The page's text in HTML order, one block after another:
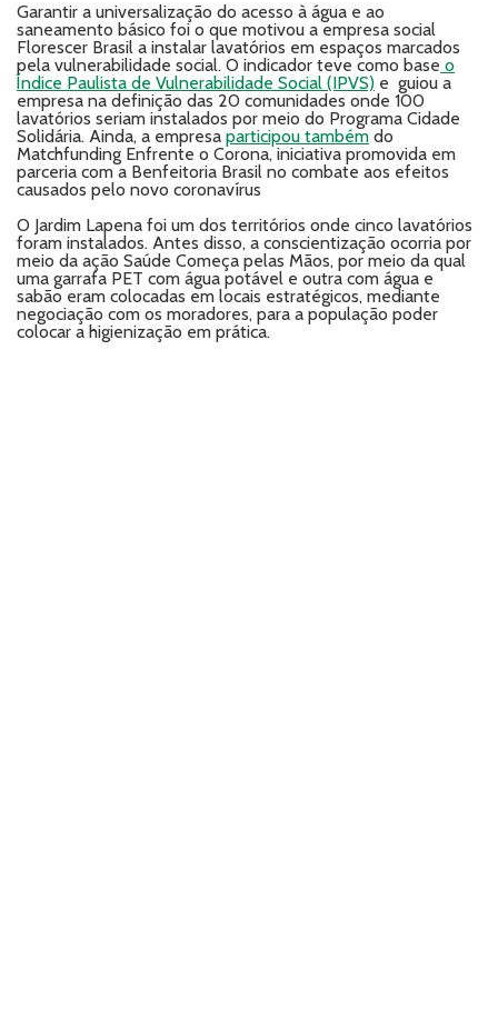
Garantir a universalização do acesso à água e ao
saneamento básico foi o que motivou a empresa social
Florescer Brasil a instalar lavatórios em espaços marcados
pela vulnerabilidade social. O indicador teve como base o
Índice Paulista de Vulnerabilidade Social (IPVS) e guiou a
empresa na definição das 20 comunidades onde 100
lavatórios seriam instalados por meio do Programa Cidade
Solidária. Ainda, a empresa participou também do
Matchfunding Enfrente o Corona, iniciativa promovida em
parceria com a Benfeitoria Brasil no combate aos efeitos
causados pelo novo coronavírus
O Jardim Lapena foi um dos territórios onde cinco lavatórios
foram instalados. Antes disso, a conscientização ocorria por
meio da ação Saúde Começa pelas Mãos, por meio da qual
uma garrafa PET com água potável e outra com água e
sabão eram colocadas em locais estratégicos, mediante
negociação com os moradores, para a população poder
colocar a higienização em prática.